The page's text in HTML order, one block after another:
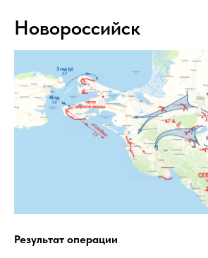
Новороссийск
Результат операции